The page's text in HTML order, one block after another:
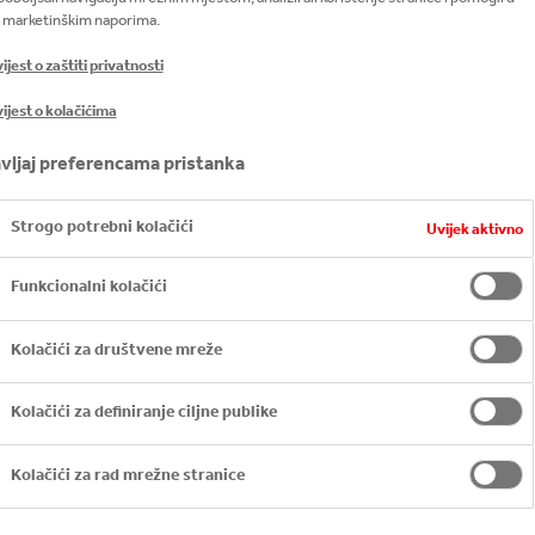
piće u svijetu, Sprite je jedan od
svijeta! Iskustvo ispijanja Spritea odlikuje žar
naporima.
o zaštiti privatnosti
o kolačićima
preferencama pristanka
Strogo potrebni kolačići Uvijek aktivno
Funkcionalni kolačići
Kolačići za društvene mreže
Kolačići za definiranje ciljne publike
Kolačići za rad mrežne stranice